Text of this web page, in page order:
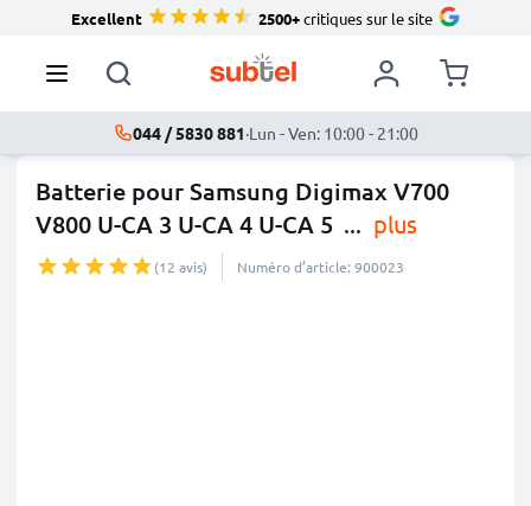
Excellent 2500+critiques sur le site
044 / 5830 881·Lun - Ven: 10:00 - 21:00
Batterie pour Samsung Digimax V700
V800 U-CA 3 U-CA 4 U-CA 5 ... plus
(12 avis) Numéro d’article: 900023